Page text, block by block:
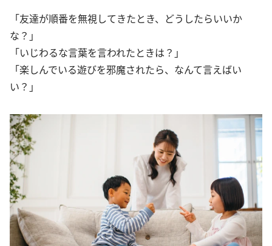
「友達が順番を無視してきたとき、どうしたらいいか
な？」
「いじわるな言葉を言われたときは？」
「楽しんでいる遊びを邪魔されたら、なんて言えばい
い？」